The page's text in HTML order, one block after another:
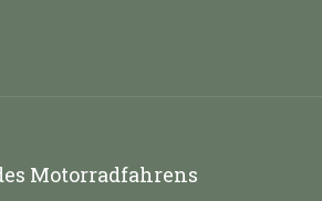
Motorradfahrens